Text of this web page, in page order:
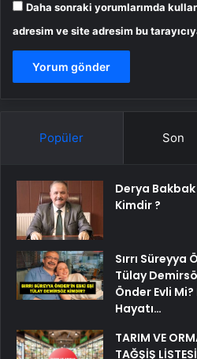
Daha sonraki yorumlarımda
adresim ve site adresim bu
Popüler Son
Derya
Kimdir ?
Sırrı Süreyya
Tülay
Önder Evli
Hayatı…
TARIM VE
TAĞŞİŞ